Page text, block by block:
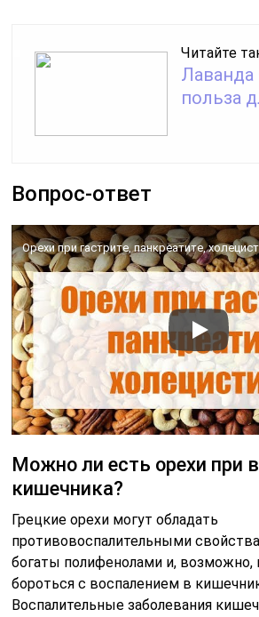
Читайте
польза
Вопрос-ответ
Можно ли есть орехи при
кишечника?
Грецкие орехи могут обладать
противовоспалительными
богаты полифенолами и, возможно,
бороться с воспалением в
Воспалительные заболевания